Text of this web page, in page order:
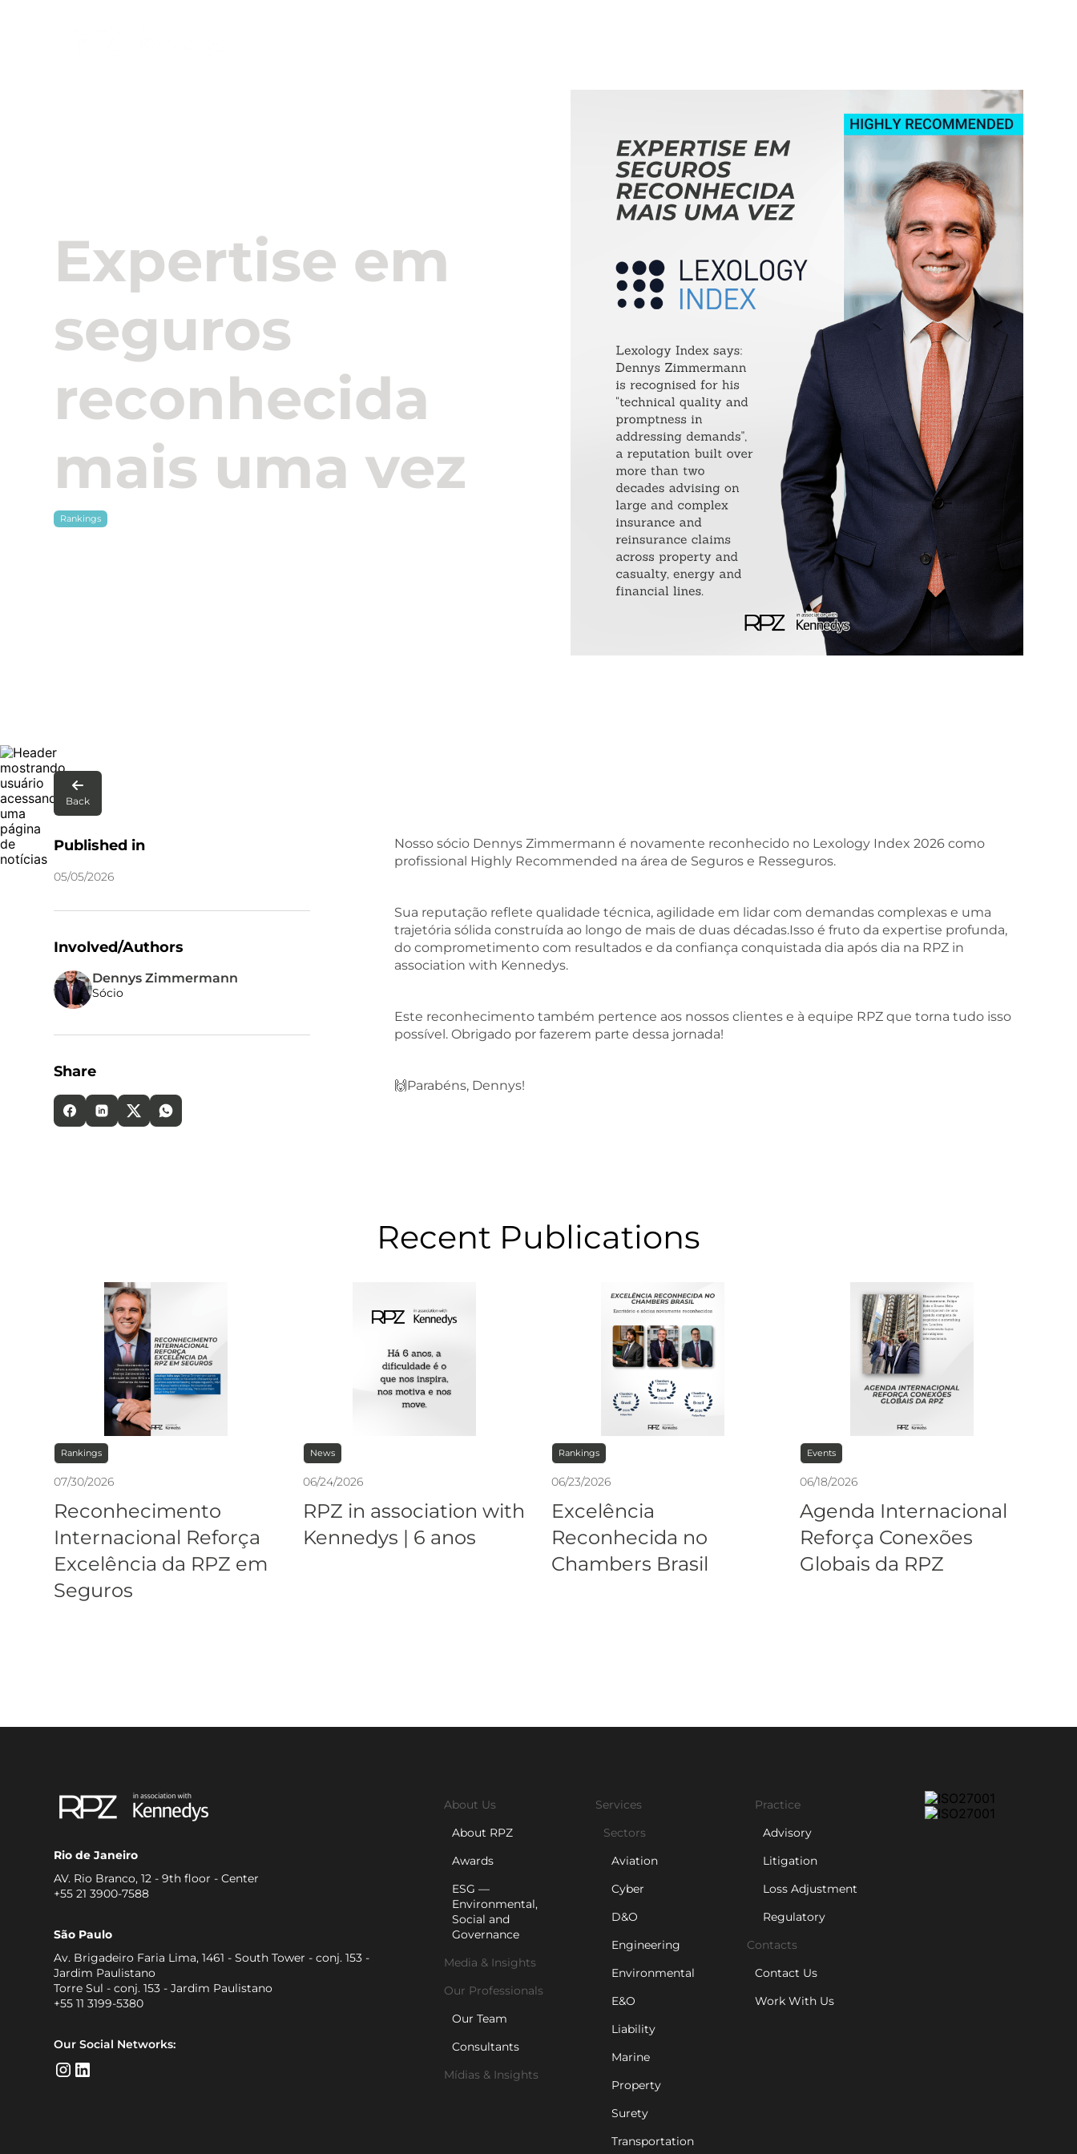
Expertise em
seguros
reconhecida
mais uma vez
Rankings

Back
Published in
05/05/2026
Involved/Authors
Dennys Zimmermann
Sócio
Share
Nosso sócio Dennys Zimmermann é novamente reconhecido no Lexology Index 2026 como
profissional Highly Recommended na área de Seguros e Resseguros.
Sua reputação reflete qualidade técnica, agilidade em lidar com demandas complexas e uma
trajetória sólida construída ao longo de mais de duas décadas.Isso é fruto da expertise profunda,
do comprometimento com resultados e da confiança conquistada dia após dia na RPZ in
association with Kennedys.
Este reconhecimento também pertence aos nossos clientes e à equipe RPZ que torna tudo isso
possível. Obrigado por fazerem parte dessa jornada!
🙌Parabéns, Dennys!
Recent Publications
Rankings
07/30/2026
Reconhecimento
Internacional Reforça
Excelência da RPZ em
Seguros
News
06/24/2026
RPZ in association with
Kennedys | 6 anos
Rankings
06/23/2026
Excelência
Reconhecida no
Chambers Brasil
Events
06/18/2026
Agenda Internacional
Reforça Conexões
Globais da RPZ
Rio de Janeiro
AV. Rio Branco, 12 - 9th floor - Center
+55 21 3900-7588
São Paulo
Av. Brigadeiro Faria Lima, 1461 - South Tower - conj. 153 -
Jardim Paulistano
Torre Sul - conj. 153 - Jardim Paulistano
+55 11 3199-5380
Our Social Networks:
About Us
About RPZ
Awards
ESG —
Environmental,
Social and
Governance
Media & Insights
Our Professionals
Our Team
Consultants
Mídias & Insights
Services
Sectors
Aviation
Cyber
D&O
Engineering
Environmental
E&O
Liability
Marine
Property
Surety
Transportation
Practice
Advisory
Litigation
Loss Adjustment
Regulatory
Contacts
Contact Us
Work With Us